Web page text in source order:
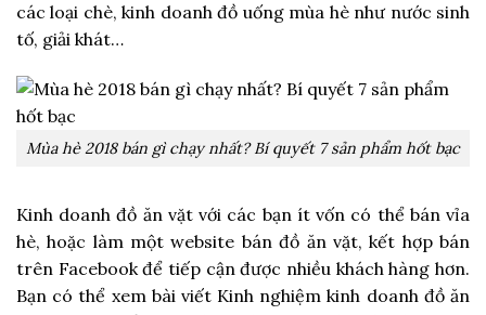
các loại chè, kinh doanh đồ uống mùa hè như nước sinh
tố, giải khát…
Mùa hè 2018 bán gì chạy nhất? Bí quyết 7 sản phẩm hốt bạc
Kinh doanh đồ ăn vặt với các bạn ít vốn có thể bán vỉa
hè, hoặc làm một website bán đồ ăn vặt, kết hợp bán
trên Facebook để tiếp cận được nhiều khách hàng hơn.
Bạn có thể xem bài viết Kinh nghiệm kinh doanh đồ ăn